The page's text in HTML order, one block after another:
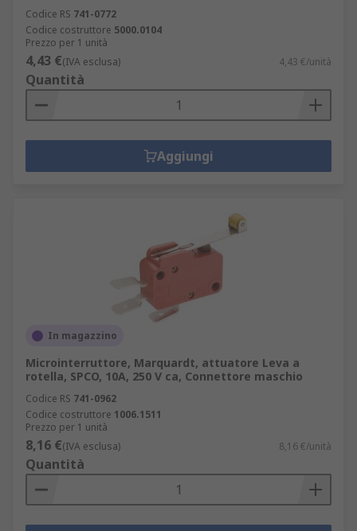
Codice RS 741-0772
Codice costruttore 5000.0104
Prezzo per 1 unità
4,43 €(IVA esclusa) 4,43 €/unità
Quantità
Aggiungi
In magazzino
Microinterruttore, Marquardt, attuatore Leva a
rotella, SPCO, 10A, 250 V ca, Connettore maschio
Codice RS 741-0962
Codice costruttore 1006.1511
Prezzo per 1 unità
8,16 €(IVA esclusa) 8,16 €/unità
Quantità